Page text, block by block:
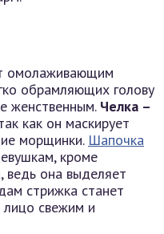
омолаживающим
обрамляющих голову
женственным. Челка –
как он маскирует
морщинки. Шапочка
кроме
ведь она выделяет
стрижка станет
свежим и